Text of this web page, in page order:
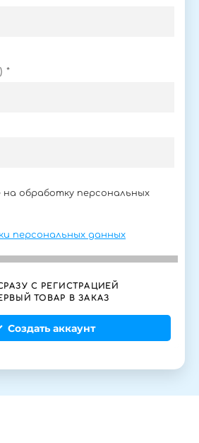
*
на обработку персональных
персональных данных
С РЕГИСТРАЦИЕЙ
ТОВАР В ЗАКАЗ
Создать аккаунт